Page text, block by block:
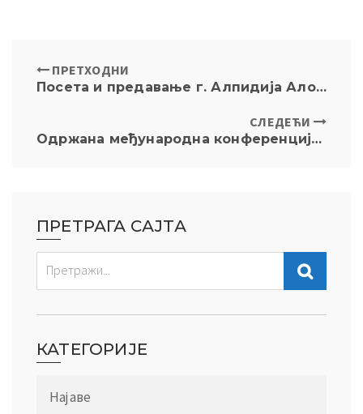
ПРЕТХОДНИ
Посета и предавање г. Алпидија Алонса Грауа, министра културе Кубе
СЛЕДЕЋИ
Одржана међународна конференција „Међународно право и једностране присилне мере“ (International Law and Unilateral Coercive Measures) на Универзитету у Београду – Правном факултету
ПРЕТРАГА САЈТА
КАТЕГОРИЈЕ
Најаве